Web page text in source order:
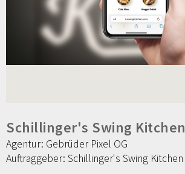
Schillinger's Swing Kitchen
Agentur: Gebrüder Pixel OG
Auftraggeber: Schillinger's Swing Kitchen